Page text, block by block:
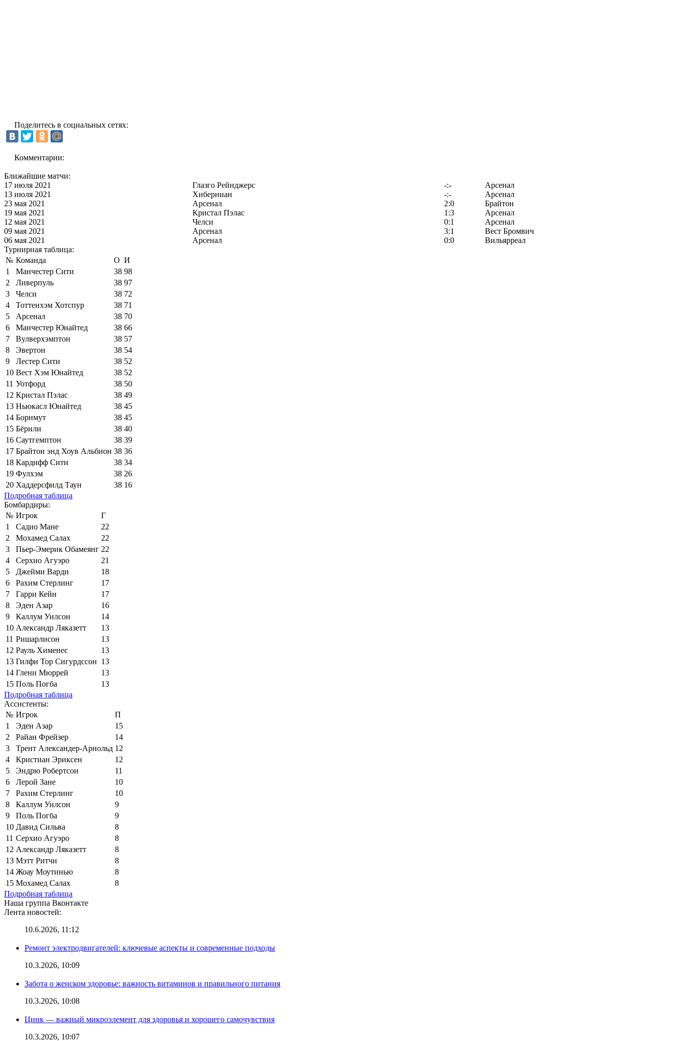
Поделитесь в социальных сетях:
Комментарии:
Ближайшие матчи:
17 июля 2021
Глазго Рейнджерс -:-
Арсенал
13 июля 2021
Хиберниан -:-
Арсенал
23 мая 2021
Арсенал 2:0
Брайтон
19 мая 2021
Кристал Пэлас 1:3
Арсенал
12 мая 2021
Челси 0:1
Арсенал
09 мая 2021
Арсенал 3:1
Вест Бромвич
06 мая 2021
Арсенал 0:0
Вильярреал
Турнирная таблица:
№ Команда О И
1
Манчестер Сити 38 98
2
Ливерпуль 38 97
3
Челси 38 72
4
Тоттенхэм Хотспур 38 71
5
Арсенал 38 70
6
Манчестер Юнайтед 38 66
7
Вулверхэмптон 38 57
8
Эвертон 38 54
9
Лестер Сити 38 52
10 Вест Хэм Юнайтед 38 52
11 Уотфорд 38 50
12 Кристал Пэлас 38 49
13 Ньюкасл Юнайтед 38 45
14 Борнмут 38 45
15 Бёрнли 38 40
16 Саутгемптон 38 39
17 Брайтон энд Хоув Альбион 38 36
18 Кардифф Сити 38 34
19 Фулхэм 38 26
20 Хаддерсфилд Таун 38 16
Подробная таблица
Бомбардиры:
№ Игрок
Г
1
Садио Мане
22
2
Мохамед Салах
22
3
Пьер-Эмерик Обамеянг 22
4
Серхио Агуэро
21
5
Джейми Варди
18
6
Рахим Стерлинг
17
7
Гарри Кейн
17
8
Эден Азар
16
9
Каллум Уилсон
14
10 Александр Ляказетт
13
11 Ришарлисон
13
12 Рауль Хименес
13
13 Гилфи Тор Сигурдссон 13
14 Гленн Мюррей
13
15 Поль Погба
13
Подробная таблица
Ассистенты:
№ Игрок
П
1
Эден Азар
15
2
Райан Фрейзер
14
3
Трент Александер-Арнольд 12
4
Кристиан Эриксен
12
5
Эндрю Робертсон
11
6
Лерой Зане
10
7
Рахим Стерлинг
10
8
Каллум Уилсон
9
9
Поль Погба
9
10 Давид Сильва
8
11 Серхио Агуэро
8
12 Александр Ляказетт
8
13 Мэтт Ритчи
8
14 Жоау Моутинью
8
15 Мохамед Салах
8
Подробная таблица
Наша группа Вконтакте
Лента новостей:
10.6.2026, 11:12
Ремонт электродвигателей: ключевые аспекты и современные подходы
10.3.2026, 10:09
Забота о женском здоровье: важность витаминов и правильного питания
10.3.2026, 10:08
Цинк — важный микроэлемент для здоровья и хорошего самочувствия
10.3.2026, 10:07